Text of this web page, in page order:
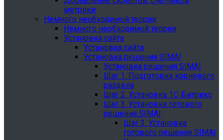
метрики
Немного необходимой теории
Немного необходимой теории
Установка сайта
Установка сайта
Установка решения SIMAI
Установка решения SIMAI
Шаг 1. Подготовка корневого
раздела
Шаг 2. Установка 1С-Битрикс
Шаг 3. Установка готового
решения SIMAI
Шаг 3. Установка
готового решения SIMAI